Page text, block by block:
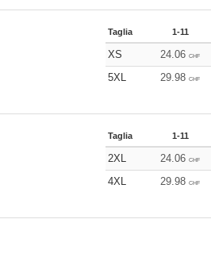
Taglia 1-11
XS 24.06CHF
5XL
29.98CHF
Taglia 1-11
2XL 24.06CHF
4XL
29.98CHF